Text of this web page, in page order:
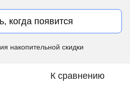
когда появится
накопительной скидки
К сравнению